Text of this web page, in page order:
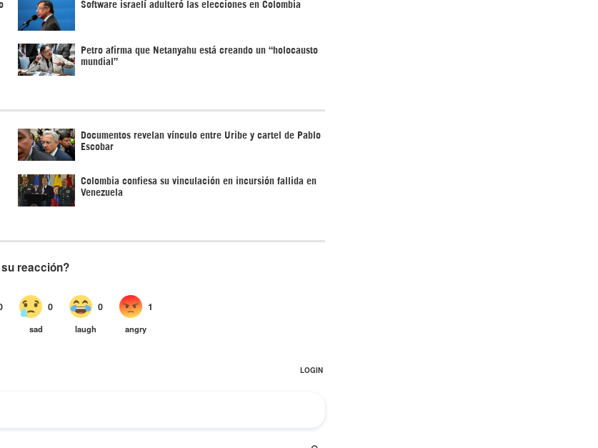
Software israelí adulteró las elecciones en Colombia
Petro afirma que Netanyahu está creando un “holocausto
mundial”
Documentos revelan vínculo entre Uribe y cartel de Pablo
Escobar
Colombia confiesa su vinculación en incursión fallida en
Venezuela